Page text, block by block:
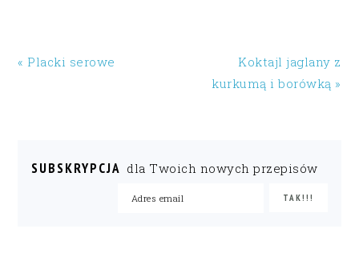
« Placki serowe
Koktajl jaglany z
kurkumą i borówką »
SUBSKRYPCJA dla Twoich nowych przepisów